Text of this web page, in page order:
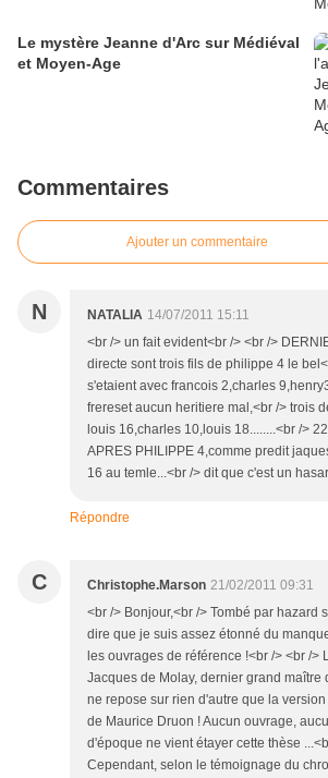
Le mystère Jeanne d'Arc sur Médiéval
et Moyen-Age
Commentaires
Ajouter un commentaire
N NATALIA 14/07/2011 15:11
<br /> un fait evident<br /> <br />
directe sont trois fils de philippe 4 le
s'etaient avec francois 2,charles
frereset aucun heritiere mal,<br /> trois
louis 16,charles 10,louis 18........<br />
APRES PHILIPPE 4,comme predit
16 au temle...<br /> dit que c'est un
Répondre
C Christophe.Marson 21/02/2011 09:31
<br /> Bonjour,<br /> Tombé par hazard
dire que je suis assez étonné du
les ouvrages de référence !<br /> <br />
Jacques de Molay, dernier grand maître
ne repose sur rien d'autre que la
de Maurice Druon ! Aucun ouvrage,
d'époque ne vient étayer cette thèse
Cependant, selon le témoignage du